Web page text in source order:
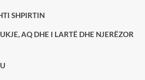
SHPIRTIN
AQ DHE I LARTË DHE NJERËZOR